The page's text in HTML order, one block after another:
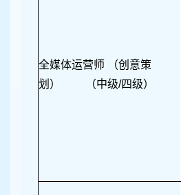
全媒体运营师 （创意策
划） （中级/四级）